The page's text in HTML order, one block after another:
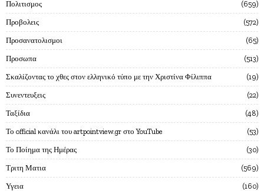
Πολιτισμος 659
Προβολεις 572
Προσανατολισμοι 65
Προσωπα 513
Σκαλίζοντας το χθες στον ελληνικό τύπο με την Χριστίνα Φίλιππα 19
Συνεντευξεις 22
Ταξίδια 48
Το official κανάλι του artpointview.gr στο YouTube 53
Το Ποίημα της Ημέρας 30
Τριτη Ματια 569
Υγεια 160